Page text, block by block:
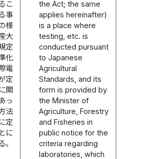
こ
事
様
大
定
化
電
定
関
っ
法
定
に
。
the Act; the same
applies hereinafter)
is a place where
testing, etc. is
conducted pursuant
to Japanese
Agricultural
Standards, and its
form is provided by
the Minister of
Agriculture, Forestry
and Fisheries in
public notice for the
criteria regarding
laboratories, which